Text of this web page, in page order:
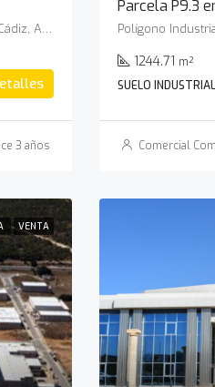
Polígono Industrial "El Olivar", Barbate, La Janda, Cádiz, Andalucía, España
3 años
Parcela P9.3
1244.71 m²
SUELO INDUSTRIAL
Comercial
VENTA